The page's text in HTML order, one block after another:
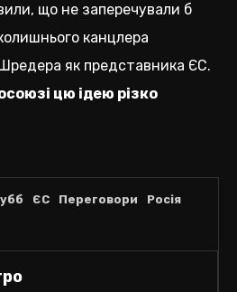
що не заперечували б
канцлера
як представника ЄС.
цю ідею різко
ЄС Переговори
Росія